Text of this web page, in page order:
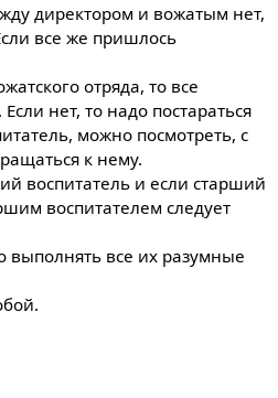
директором и вожатым нет,
все же пришлось
отряда, то все
нет, то надо постараться
можно посмотреть, с
к нему.
воспитатель и если старший
воспитателем следует
все их разумные